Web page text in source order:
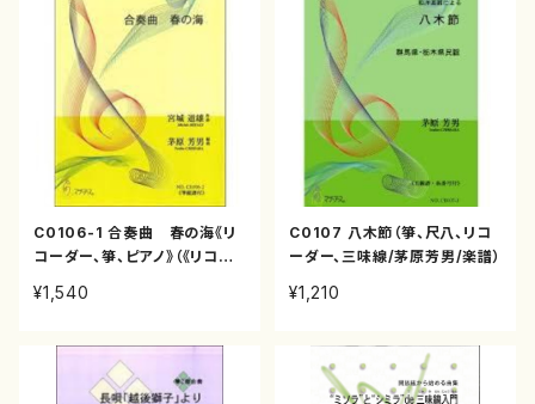
C0106-1 合奏曲 春の海《リ
コーダー、箏、ピアノ》（《リコー
譜）
¥1,540
C0107 八木節（箏、尺八、リコ
ーダー、三味線/茅原芳男/楽譜）
¥1,210